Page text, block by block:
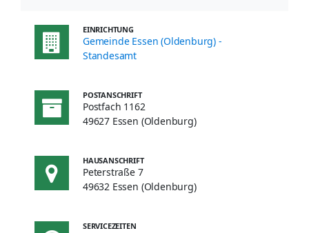
EINRICHTUNG
Gemeinde Essen (Oldenburg) -
Standesamt
POSTANSCHRIFT
Postfach 1162
49627 Essen (Oldenburg)
HAUSANSCHRIFT
Peterstraße 7
49632 Essen (Oldenburg)
SERVICEZEITEN